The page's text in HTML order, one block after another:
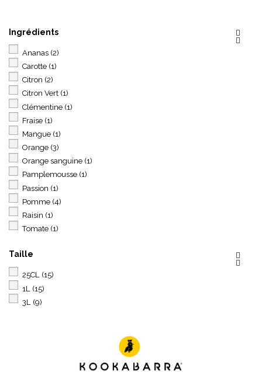
Ingrédients


Ananas (2)
Carotte (1)
Citron (2)
Citron Vert (1)
Clémentine (1)
Fraise (1)
Mangue (1)
Orange (3)
Orange sanguine (1)
Pamplemousse (1)
Passion (1)
Pomme (4)
Raisin (1)
Tomate (1)
Taille


25CL (15)
1L (15)
3L (9)